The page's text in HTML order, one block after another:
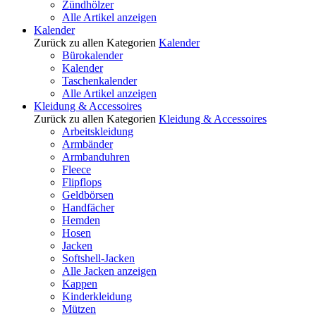
Zündhölzer
Alle Artikel anzeigen
Kalender
Zurück zu allen Kategorien Kalender
Bürokalender
Kalender
Taschenkalender
Alle Artikel anzeigen
Kleidung & Accessoires
Zurück zu allen Kategorien Kleidung & Accessoires
Arbeitskleidung
Armbänder
Armbanduhren
Fleece
Flipflops
Geldbörsen
Handfächer
Hemden
Hosen
Jacken
Softshell-Jacken
Alle Jacken anzeigen
Kappen
Kinderkleidung
Mützen